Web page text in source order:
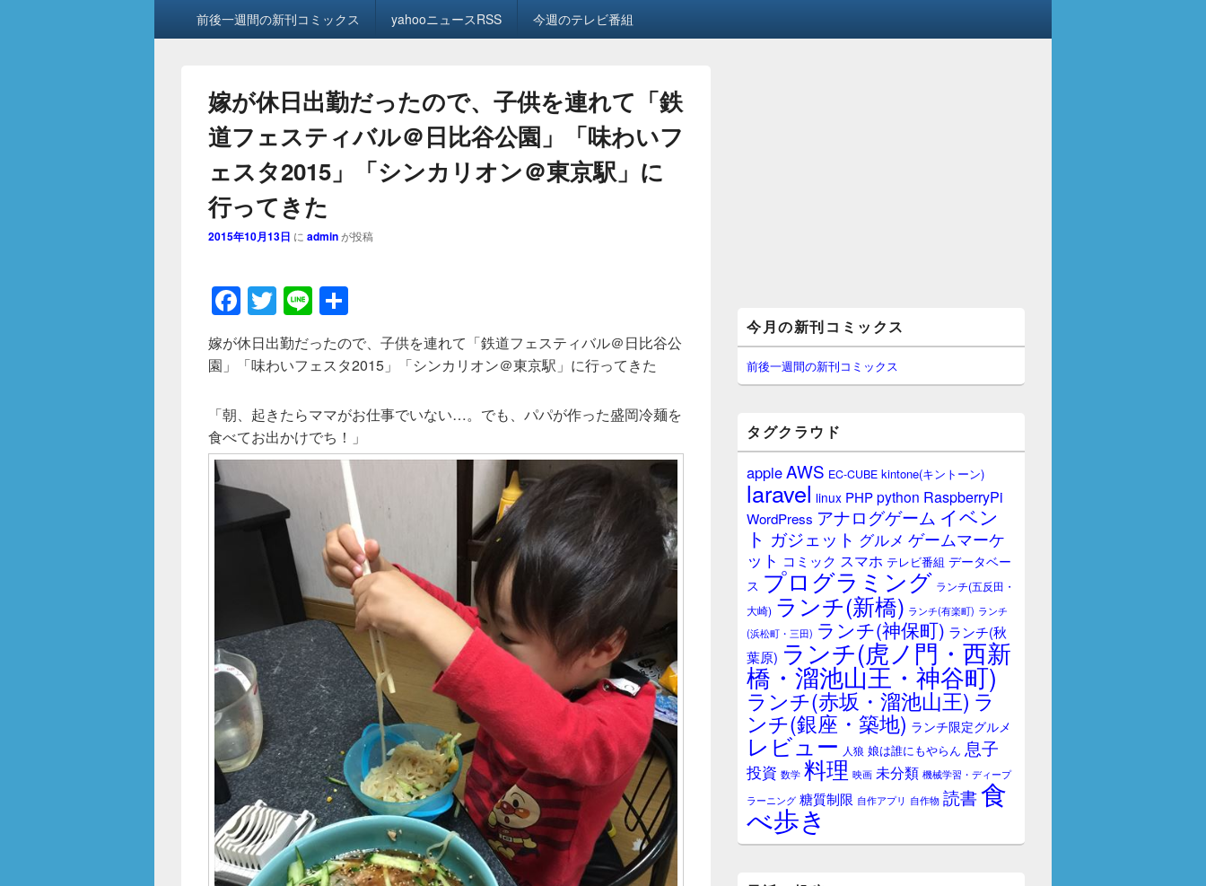
前後一週間の新刊コミックス yahooニュースRSS 今週のテレビ番組
嫁が休日出勤だったので、子供を連れて「鉄
道フェスティバル＠日比谷公園」「味わいフ
ェスタ2015」「シンカリオン＠東京駅」に
行ってきた
2015年10月13日 に adminが投稿
F
a
c
b
o
o
k
T
wi
tt
er
Li
n
e
有
嫁が休日出勤だったので、子供を連れて「鉄道フェスティバル＠日比谷公
園」「味わいフェスタ2015」「シンカリオン＠東京駅」に行ってきた
「朝、起きたらママがお仕事でいない…。でも、パパが作った盛岡冷麺を
食べてお出かけでち！」
イ
ン
サ
イ
ー
ジ
ッ
ト
今月の新刊コミックス
前後一週間の新刊コミックス
タグクラウド
appleAWS EC-CUBE kintone(キントーン)
laravel linux PHPpython RaspberryPi
WordPress アナログゲーム イベン
ト ガジェット グルメ ゲームマーケ
ット コミック スマホ テレビ番組 データベー
ス プログラミング ランチ(五反田・
大崎) ランチ(新橋) ランチ(有楽町) ランチ
(浜松町・三田) ランチ(神保町) ランチ(秋
葉原) ランチ(虎ノ門・西新
橋・溜池山王・神谷町)
ランチ(赤坂・溜池山王) ラ
ンチ(銀座・築地) ランチ限定グルメ
レビュー 人狼 娘は誰にもやらん 息子
投資 数学 料理 映画 未分類 機械学習・ディープ
ラーニング 糖質制限 自作アプリ 自作物 読書食
べ歩き